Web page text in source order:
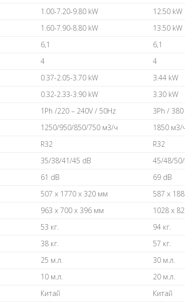
1.00-7.20-9.80 kW 12.50 kW
1.60-7.90-8.80 kW 13.50 kW
6,1 6,1
4 4
0.37-2.05-3.70 kW 3.44 kW
0.32-2.33-3.90 kW 3.30 kW
1Ph /220 – 240V / 50Hz 3Ph /
1250/950/850/750 м3/ч 1850 м3/
R32 R32
35/38/41/45 dB 45/48/
61 dB 69 dB
507 x 1770 x 320 мм 587 x
963 x 700 x 396 мм 1028 x
53 кг. 94 кг.
38 кг. 57 кг.
25 м.л. 30 м.л.
10 м.л. 20 м.л.
Китай Китай